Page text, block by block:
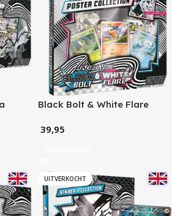
Black Bolt & White Flare
39,95
UITVERKOCHT